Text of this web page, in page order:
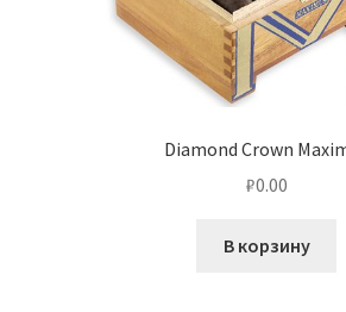
Diamond Crown
₽0.00
В корзину